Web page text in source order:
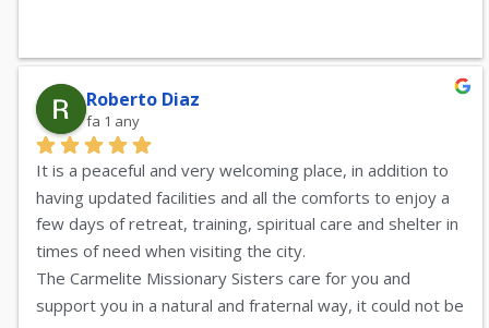
Roberto Diaz
fa 1 any
It is a peaceful and very welcoming place, in addition to
having updated facilities and all the comforts to enjoy a
few days of retreat, training, spiritual care and shelter in
times of need when visiting the city.
The Carmelite Missionary Sisters care for you and
support you in a natural and fraternal way, it could not be